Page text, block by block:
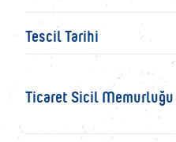
Tescil Tarihi
Ticaret Sicil Memurluğu